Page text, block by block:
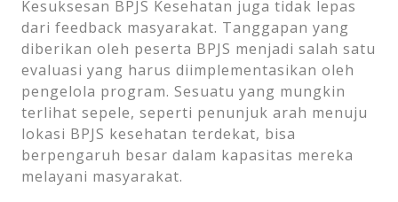
Kesuksesan BPJS Kesehatan juga tidak lepas
dari feedback masyarakat. Tanggapan yang
diberikan oleh peserta BPJS menjadi salah satu
evaluasi yang harus diimplementasikan oleh
pengelola program. Sesuatu yang mungkin
terlihat sepele, seperti penunjuk arah menuju
lokasi BPJS kesehatan terdekat, bisa
berpengaruh besar dalam kapasitas mereka
melayani masyarakat.